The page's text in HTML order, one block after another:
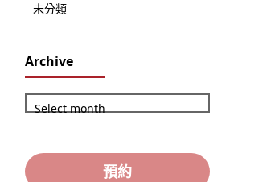
未分類
Archive
Select month
預約